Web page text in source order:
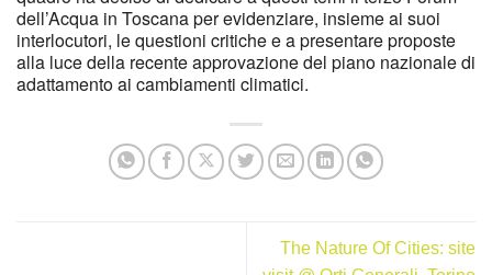
dell’Acqua in Toscana per evidenziare, insieme ai suoi
interlocutori, le questioni critiche e a presentare proposte
alla luce della recente approvazione del piano nazionale di
adattamento ai cambiamenti climatici.
The Nature Of Cities: site